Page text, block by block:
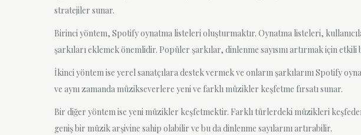
stratejiler sunar.
Birinci yöntem, Spotify oynatma listeleri oluşturmaktır. Oynatma listeleri,
şarkıları eklemek önemlidir. Popüler şarkılar, dinlenme sayısını artırmak için
İkinci yöntem ise yerel sanatçılara destek vermek ve onların şarkılarını Spotify
ve aynı zamanda müzikseverlere yeni ve farklı müzikler keşfetme fırsatı sunar.
Bir diğer yöntem ise yeni müzikler keşfetmektir. Farklı türlerdeki müzikleri
geniş bir müzik arşivine sahip olabilir ve bu da dinlenme sayılarını artırabilir.